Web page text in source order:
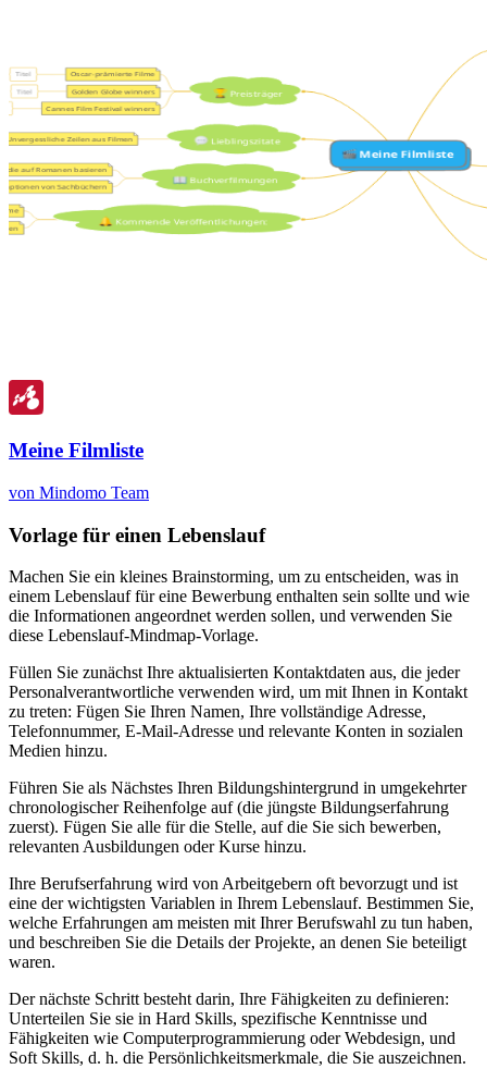
Meine Filmliste
von Mindomo Team
Vorlage für einen Lebenslauf
Machen Sie ein kleines Brainstorming, um zu entscheiden, was in
einem Lebenslauf für eine Bewerbung enthalten sein sollte und wie
die Informationen angeordnet werden sollen, und verwenden Sie
diese Lebenslauf-Mindmap-Vorlage.
Füllen Sie zunächst Ihre aktualisierten Kontaktdaten aus, die jeder
Personalverantwortliche verwenden wird, um mit Ihnen in Kontakt
zu treten: Fügen Sie Ihren Namen, Ihre vollständige Adresse,
Telefonnummer, E-Mail-Adresse und relevante Konten in sozialen
Medien hinzu.
Führen Sie als Nächstes Ihren Bildungshintergrund in umgekehrter
chronologischer Reihenfolge auf (die jüngste Bildungserfahrung
zuerst). Fügen Sie alle für die Stelle, auf die Sie sich bewerben,
relevanten Ausbildungen oder Kurse hinzu.
Ihre Berufserfahrung wird von Arbeitgebern oft bevorzugt und ist
eine der wichtigsten Variablen in Ihrem Lebenslauf. Bestimmen Sie,
welche Erfahrungen am meisten mit Ihrer Berufswahl zu tun haben,
und beschreiben Sie die Details der Projekte, an denen Sie beteiligt
waren.
Der nächste Schritt besteht darin, Ihre Fähigkeiten zu definieren:
Unterteilen Sie sie in Hard Skills, spezifische Kenntnisse und
Fähigkeiten wie Computerprogrammierung oder Webdesign, und
Soft Skills, d. h. die Persönlichkeitsmerkmale, die Sie auszeichnen.